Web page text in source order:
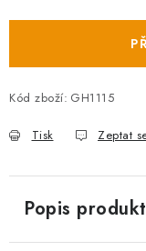
Kód zboží: GH1115
Tisk Zeptat
Popis